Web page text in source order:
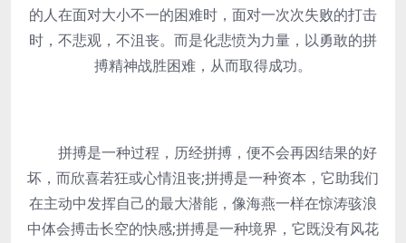
的人在面对大小不一的困难时，面对一次次失败的打击
时，不悲观，不沮丧。而是化悲愤为力量，以勇敢的拼
搏精神战胜困难，从而取得成功。
拼搏是一种过程，历经拼搏，便不会再因结果的好
坏，而欣喜若狂或心情沮丧;拼搏是一种资本，它助我们
在主动中发挥自己的最大潜能，像海燕一样在惊涛骇浪
中体会搏击长空的快感;拼搏是一种境界，它既没有风花